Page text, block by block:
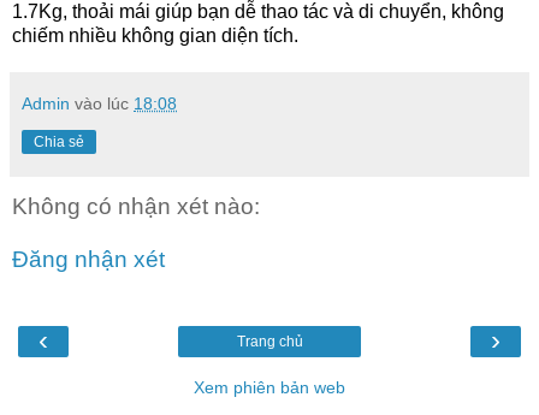
1.7Kg, thoải mái giúp bạn dễ thao tác và di chuyển, không
chiếm nhiều không gian diện tích.
Admin vào lúc 18:08
Chia sẻ
Không có nhận xét nào:
Đăng nhận xét
‹ ›
Trang chủ
Xem phiên bản web